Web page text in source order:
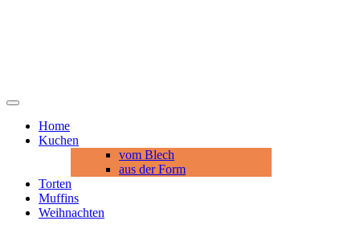
Home
Kuchen
vom Blech
aus der Form
Torten
Muffins
Weihnachten